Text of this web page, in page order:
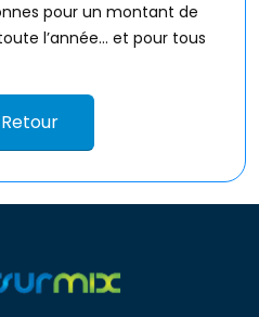
pour un montant de
l’année… et pour tous
Retour